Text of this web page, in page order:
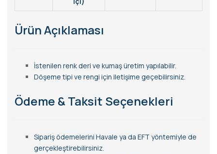
Ürün Açıklaması
İstenilen renk deri ve kumaş üretim yapılabilir.
Döşeme tipi ve rengi için iletişime geçebilirsiniz.
Ödeme & Taksit Seçenekleri
Sipariş ödemelerini Havale ya da EFT yöntemiyle de
gerçekleştirebilirsiniz.